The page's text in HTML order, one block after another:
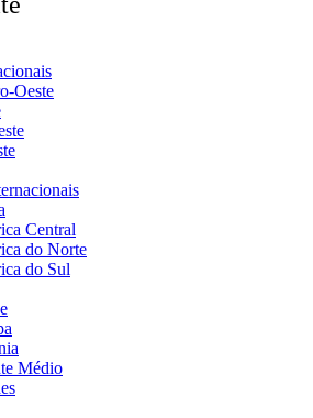
Oeste
Central
do Norte
do Sul
Médio